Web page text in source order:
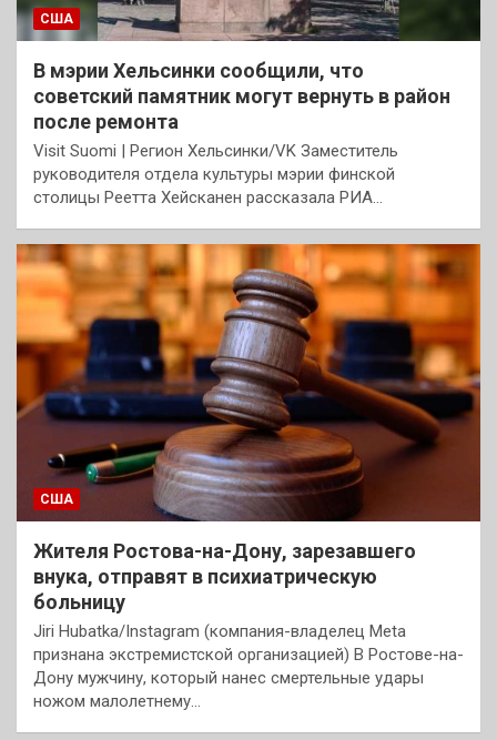
США
В мэрии Хельсинки сообщили, что
советский памятник могут вернуть в район
после ремонта
Visit Suomi | Регион Хельсинки/VK Заместитель
руководителя отдела культуры мэрии финской
столицы Реетта Хейсканен рассказала РИА…
США
Жителя Ростова-на-Дону, зарезавшего
внука, отправят в психиатрическую
больницу
Jiri Hubatka/Instagram (компания-владелец Meta
признана экстремистской организацией) В Ростове-на-
Дону мужчину, который нанес смертельные удары
ножом малолетнему…